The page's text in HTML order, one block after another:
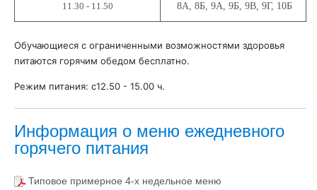
11.30 - 11.50 8А, 8Б, 9А, 9Б, 9В, 9Г, 10Б
Обучающиеся с ограниченными возможностями здоровья
питаются горячим обедом бесплатно.
Режим питания: с12.50 - 15.00 ч.
Информация о меню ежедневного
горячего питания
Типовое примерное 4-х недельное меню